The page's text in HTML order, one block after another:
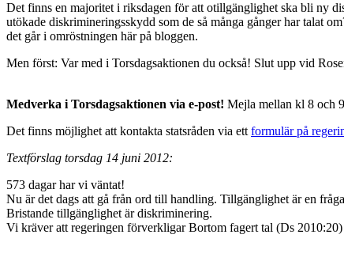
Det finns en majoritet i riksdagen för att otillgänglighet ska bli ny
utökade diskrimineringsskydd som de så många gånger har talat
det går i omröstningen här på bloggen.
Men först: Var med i Torsdagsaktionen du också! Slut upp vid
Medverka i Torsdagsaktionen via e-post! Mejla mellan kl 8 och
Det finns möjlighet att kontakta statsråden via ettformulär på
Textförslag torsdag 14 juni 2012:
573 dagar har vi väntat!
Nu är det dags att gå från ord till handling. Tillgänglighet är en
Bristande tillgänglighet är diskriminering.
Vi kräver att regeringen förverkligar Bortom fagert tal (Ds